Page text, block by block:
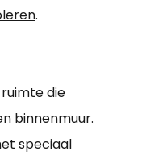
.
die
binnenmuur.
speciaal